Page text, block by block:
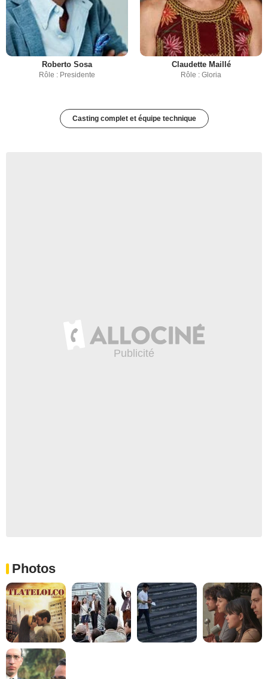
Roberto Sosa
Rôle : Presidente
Claudette Maillé
Rôle : Gloria
Casting complet et équipe technique
Photos